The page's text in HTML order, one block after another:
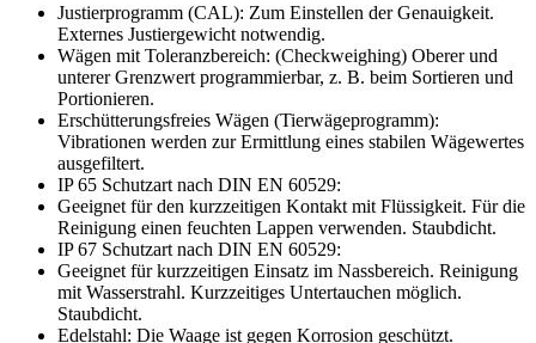
Justierprogramm (CAL): Zum Einstellen der Genauigkeit.
Externes Justiergewicht notwendig.
Wägen mit Toleranzbereich: (Checkweighing) Oberer und
unterer Grenzwert programmierbar, z. B. beim Sortieren und
Portionieren.
Erschütterungsfreies Wägen (Tierwägeprogramm):
Vibrationen werden zur Ermittlung eines stabilen Wägewertes
ausgefiltert.
IP 65 Schutzart nach DIN EN 60529:
Geeignet für den kurzzeitigen Kontakt mit Flüssigkeit. Für die
Reinigung einen feuchten Lappen verwenden. Staubdicht.
IP 67 Schutzart nach DIN EN 60529:
Geeignet für kurzzeitigen Einsatz im Nassbereich. Reinigung
mit Wasserstrahl. Kurzzeitiges Untertauchen möglich.
Staubdicht.
Edelstahl: Die Waage ist gegen Korrosion geschützt.